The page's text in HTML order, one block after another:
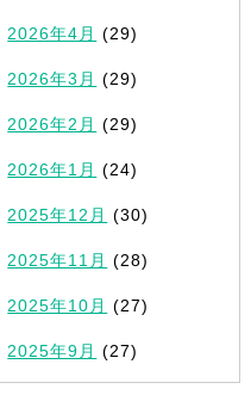
2026年4月 (29)
2026年3月 (29)
2026年2月 (29)
2026年1月 (24)
2025年12月 (30)
2025年11月 (28)
2025年10月 (27)
2025年9月 (27)